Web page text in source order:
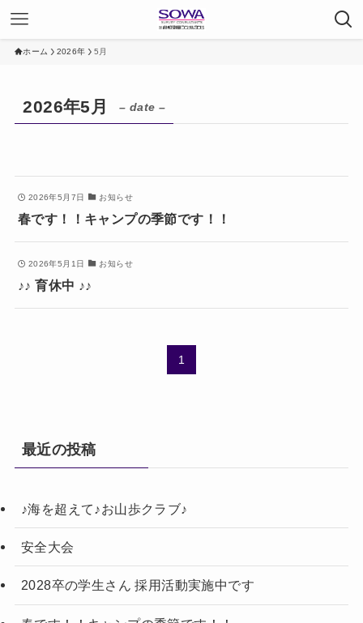
ホーム 2026年 5月
2026年5月 – date –
2026年5月7日 お知らせ
春です！！キャンプの季節です！！
2026年5月1日 お知らせ
♪♪ 育休中 ♪♪
1
最近の投稿
♪海を超えて♪お山歩クラブ♪
安全大会
2028卒の学生さん 採用活動実施中です